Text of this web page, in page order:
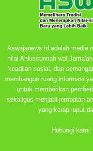
Aswajanews.id adalah media
nilai Ahlussunnah wal
keadilan sosial, dan
membangun ruang informasi
untuk memberikan
sekaligus menjadi jembatan
yang kerap luput
Hubungi kami: